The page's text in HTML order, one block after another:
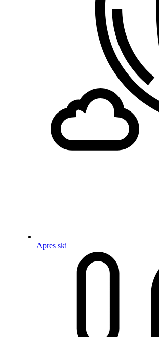
Apres ski